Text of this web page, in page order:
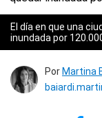
El día en que una
inundada por
Por Martina